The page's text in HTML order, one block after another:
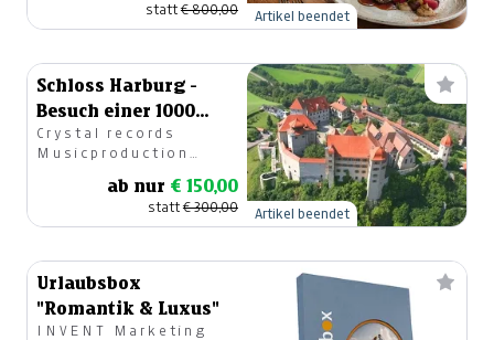
statt€ 800,00 Artikel beendet
Schloss Harburg -
Besuch einer 1000
jährigen Burg in
Bayern
Crystal records
Musicproduction
ab nur € 150,00
statt€ 300,00 Artikel beendet
Urlaubsbox
"Romantik & Luxus"
INVENT Marketing